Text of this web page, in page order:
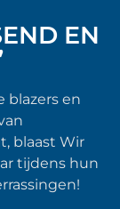
EN
blazers en
blaast Wir
tijdens hun